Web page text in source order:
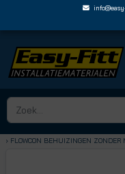
HOME › FLOWCON
› FLOWCON BEHUIZINGEN ZONDER